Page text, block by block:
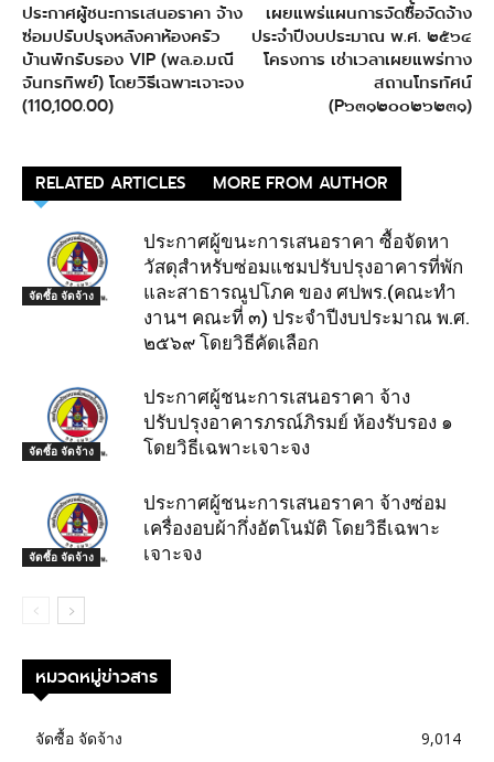
ประกาศผู้ชนะการเสนอราคา จ้าง
ซ่อมปรับปรุงหลังคาห้องครัว
บ้านพักรับรอง VIP (พล.อ.มณี
จันทรทิพย์) โดยวิธีเฉพาะเจาะจง
(110,100.00)
เผยแพร่แผนการจัดซื้อจัดจ้าง
ประจําปีงบประมาณ พ.ศ. ๒๕๖๔
โครงการ เช่าเวลาเผยแพร่ทาง
สถานโทรทัศน์
(P๖๓๑๒๐๐๒๖๒๓๑)
RELATED ARTICLES MORE FROM AUTHOR
จัดซื้อ จัดจ้าง
ประกาศผู้ขนะการเสนอราคา ซื้อจัดหา
วัสดุสำหรับซ่อมแชมปรับปรุงอาคารที่พัก
และสาธารณูปโภค ของ ศปพร.(คณะทำ
งานฯ คณะที่ ๓) ประจำปีงบประมาณ พ.ศ.
๒๕๖๙ โดยวิธีคัดเลือก
จัดซื้อ จัดจ้าง
ประกาศผู้ชนะการเสนอราคา จ้าง
ปรับปรุงอาคารภรณ์ภิรมย์ ห้องรับรอง ๑
โดยวิธีเฉพาะเจาะจง
จัดซื้อ จัดจ้าง
ประกาศผู้ชนะการเสนอราคา จ้างซ่อม
เครื่องอบผ้ากึ่งอัตโนมัติ โดยวิธีเฉพาะ
เจาะจง
หมวดหมู่ข่าวสาร
จัดซื้อ จัดจ้าง
9,014